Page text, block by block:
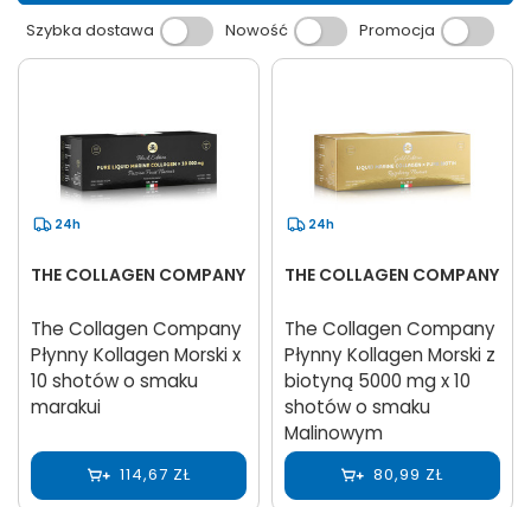
Szybka dostawa Nowość Promocja
24h
THE COLLAGEN COMPANY
The Collagen Company
Płynny Kollagen Morski x
10 shotów o smaku
marakui
114,67 ZŁ
24h
THE COLLAGEN COMPANY
The Collagen Company
Płynny Kollagen Morski z
biotyną 5000 mg x 10
shotów o smaku
Malinowym
80,99 ZŁ